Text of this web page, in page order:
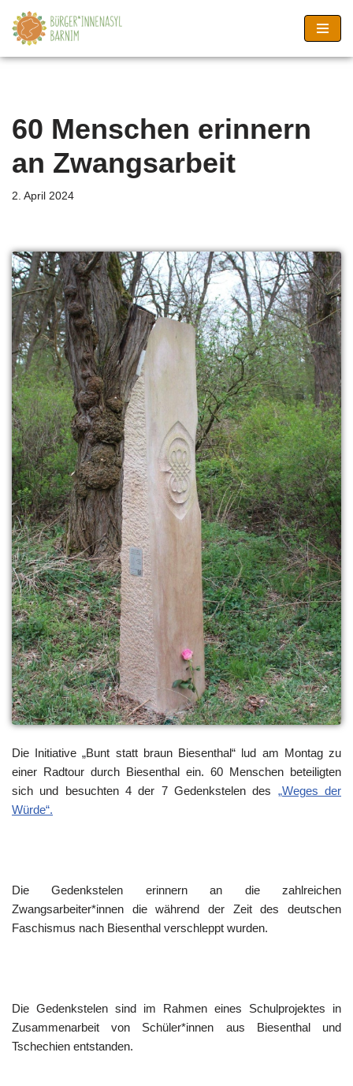
Zum
Inhalt
60 Menschen erinnern
an Zwangsarbeit
2. April 2024
Die Initiative „Bunt statt braun Biesenthal“ lud am Montag zu
einer Radtour durch Biesenthal ein. 60 Menschen beteiligten
sich und besuchten 4 der 7 Gedenkstelen des „Weges der
Würde“.
Die Gedenkstelen erinnern an die zahlreichen
Zwangsarbeiter*innen die während der Zeit des deutschen
Faschismus nach Biesenthal verschleppt wurden.
Die Gedenkstelen sind im Rahmen eines Schulprojektes in
Zusammenarbeit von Schüler*innen aus Biesenthal und
Tschechien entstanden.